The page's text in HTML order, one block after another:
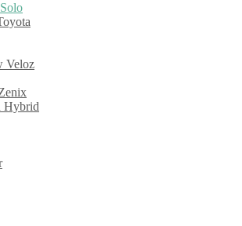
Veloz
Hybrid